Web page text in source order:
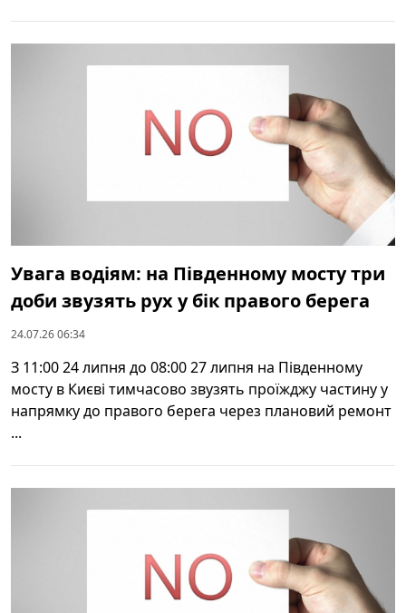
Увага водіям: на Південному мосту три
доби звузять рух у бік правого берега
24.07.26 06:34
З 11:00 24 липня до 08:00 27 липня на Південному
мосту в Києві тимчасово звузять проїжджу частину у
напрямку до правого берега через плановий ремонт
...